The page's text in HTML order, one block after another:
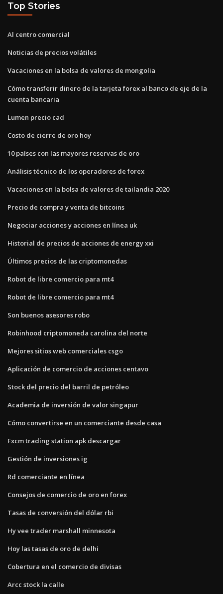
Top Stories
Al centro comercial
Noticias de precios volátiles
Vacaciones en la bolsa de valores de mongolia
Cómo transferir dinero de la tarjeta forex al banco de eje de la
cuenta bancaria
Lumen precio cad
Costo de cierre de oro hoy
10 países con las mayores reservas de oro
Análisis técnico de los operadores de forex
Vacaciones en la bolsa de valores de tailandia 2020
Precio de compra y venta de bitcoins
Negociar acciones y acciones en línea uk
Historial de precios de acciones de energy xxi
Últimos precios de las criptomonedas
Robot de libre comercio para mt4
Robot de libre comercio para mt4
Son buenos asesores robo
Robinhood criptomoneda carolina del norte
Mejores sitios web comerciales csgo
Aplicación de comercio de acciones centavo
Stock del precio del barril de petróleo
Academia de inversión de valor singapur
Cómo convertirse en un comerciante desde casa
Fxcm trading station apk descargar
Gestión de inversiones ig
Rd comerciante en línea
Consejos de comercio de oro en forex
Tasas de conversión del dólar rbi
Hy vee trader marshall minnesota
Hoy las tasas de oro de delhi
Cobertura en el comercio de divisas
Arcc stock la calle